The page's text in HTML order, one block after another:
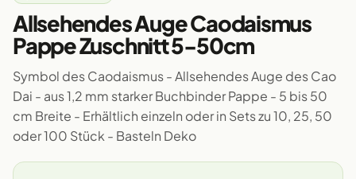
Allsehendes Auge Caodaismus
Pappe Zuschnitt 5-50cm
Symbol des Caodaismus - Allsehendes Auge des Cao
Dai - aus 1,2 mm starker Buchbinder Pappe - 5 bis 50
cm Breite - Erhältlich einzeln oder in Sets zu 10, 25, 50
oder 100 Stück - Basteln Deko